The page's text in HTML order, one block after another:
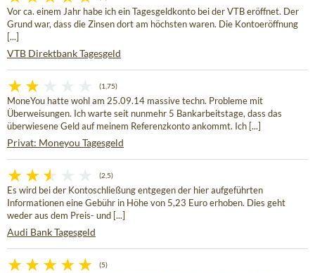
Vor ca. einem Jahr habe ich ein Tagesgeldkonto bei der VTB eröffnet. Der
Grund war, dass die Zinsen dort am höchsten waren. Die Kontoeröffnung
[...]
VTB Direktbank Tagesgeld
(1,75)
MoneYou hatte wohl am 25.09.14 massive techn. Probleme mit
Überweisungen. Ich warte seit nunmehr 5 Bankarbeitstage, dass das
überwiesene Geld auf meinem Referenzkonto ankommt. Ich [...]
Privat: Moneyou Tagesgeld
(2,5)
Es wird bei der Kontoschließung entgegen der hier aufgeführten
Informationen eine Gebühr in Höhe von 5,23 Euro erhoben. Dies geht
weder aus dem Preis- und [...]
Audi Bank Tagesgeld
(5)